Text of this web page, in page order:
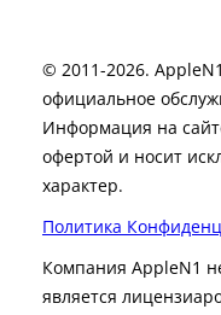
© 2011-2026.
официальное
Информация на
офертой и носит
характер.
Политика
Компания AppleN1
является